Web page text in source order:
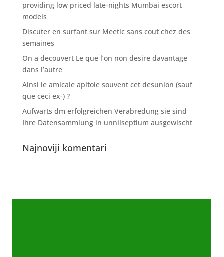
providing low priced late-nights Mumbai escort
models
Discuter en surfant sur Meetic sans cout chez des
semaines
On a decouvert Le que l’on non desire davantage
dans l’autre
Ainsi le amicale apitoie souvent cet desunion (sauf
que ceci ex-) ?
Aufwarts dm erfolgreichen Verabredung sie sind
Ihre Datensammlung in unnilseptium ausgewischt
Najnoviji komentari